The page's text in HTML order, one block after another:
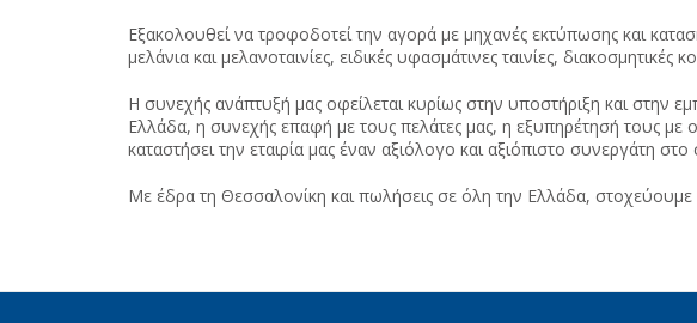
Εξακολουθεί να τροφοδοτεί την αγορά με μηχανές εκτύπωσης και
μελάνια και μελανοταινίες, ειδικές υφασμάτινες ταινίες, διακοσμητικές
Η συνεχής ανάπτυξή μας οφείλεται κυρίως στην υποστήριξη και στην
Ελλάδα, η συνεχής επαφή με τους πελάτες μας, η εξυπηρέτησή τους
καταστήσει την εταιρία μας έναν αξιόλογο και αξιόπιστο συνεργάτη
Με έδρα τη Θεσσαλονίκη και πωλήσεις σε όλη την Ελλάδα,